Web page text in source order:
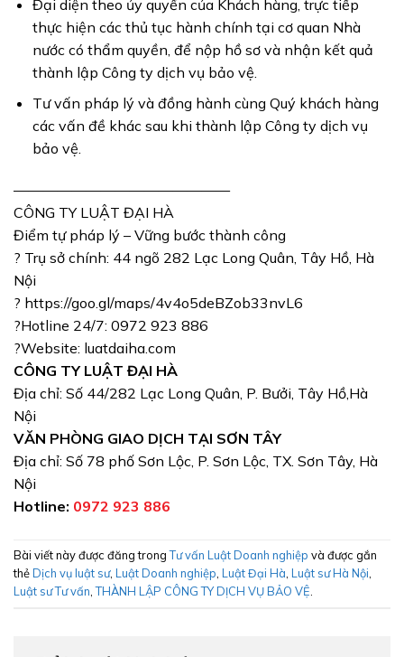
Đại diện theo ủy quyền của Khách hàng, trực tiếp
thực hiện các thủ tục hành chính tại cơ quan Nhà
nước có thẩm quyền, để nộp hồ sơ và nhận kết quả
thành lập Công ty dịch vụ bảo vệ.
Tư vấn pháp lý và đồng hành cùng Quý khách hàng
các vấn đề khác sau khi thành lập Công ty dịch vụ
bảo vệ.
———————————————
CÔNG TY LUẬT ĐẠI HÀ
Điểm tự pháp lý – Vững bước thành công
? Trụ sở chính: 44 ngõ 282 Lạc Long Quân, Tây Hồ, Hà
Nội
? https://goo.gl/maps/4v4o5deBZob33nvL6
?Hotline 24/7: 0972 923 886
?Website: luatdaiha.com
CÔNG TY LUẬT ĐẠI HÀ
Địa chỉ: Số 44/282 Lạc Long Quân, P. Bưởi, Tây Hồ,Hà
Nội
VĂN PHÒNG GIAO DỊCH TẠI SƠN TÂY
Địa chỉ: Số 78 phố Sơn Lộc, P. Sơn Lộc, TX. Sơn Tây, Hà
Nội
Hotline: 0972 923 886
Bài viết này được đăng trongTư vấn Luật Doanh nghiệp và được gắn
thẻDịch vụ luật sư, Luật Doanh nghiệp, Luật Đại Hà, Luật sư Hà Nội,
Luật sư Tư vấn,THÀNH LẬP CÔNG TY DỊCH VỤ BẢO VỆ.